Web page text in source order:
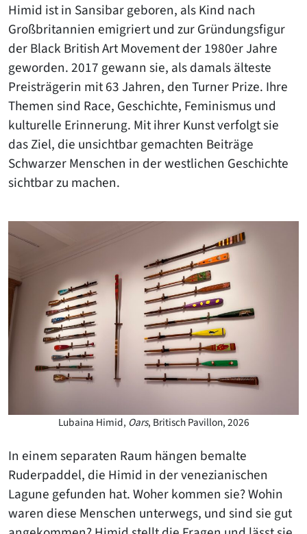
Himid ist in Sansibar geboren, als Kind nach
Großbritannien emigriert und zur Gründungsfigur
der Black British Art Movement der 1980er Jahre
geworden. 2017 gewann sie, als damals älteste
Preisträgerin mit 63 Jahren, den Turner Prize. Ihre
Themen sind Race, Geschichte, Feminismus und
kulturelle Erinnerung. Mit ihrer Kunst verfolgt sie
das Ziel, die unsichtbar gemachten Beiträge
Schwarzer Menschen in der westlichen Geschichte
sichtbar zu machen.
Lubaina Himid, Oars, Britisch Pavillon, 2026
In einem separaten Raum hängen bemalte
Ruderpaddel, die Himid in der venezianischen
Lagune gefunden hat. Woher kommen sie? Wohin
waren diese Menschen unterwegs, und sind sie gut